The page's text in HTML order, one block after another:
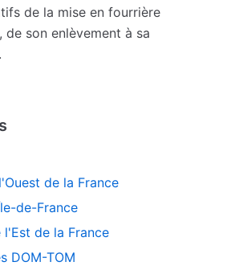
de la mise en fourrière
de son enlèvement à sa
de la France
de-France
l'Est de la France
DOM-TOM